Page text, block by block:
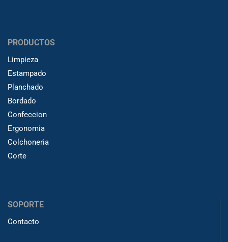
PRODUCTOS
Limpieza
Estampado
Planchado
Bordado
Confeccion
Ergonomia
Colchoneria
Corte
SOPORTE
Contacto